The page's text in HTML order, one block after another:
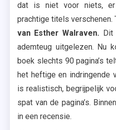
dat is niet voor niets,
prachtige titels verschenen.
van Esther Walraven. Dit
ademteug uitgelezen. Nu
boek slechts 90 pagina’s
het heftige en indringende
is realistisch, begrijpelijk
spat van de pagina’s.
in een recensie.